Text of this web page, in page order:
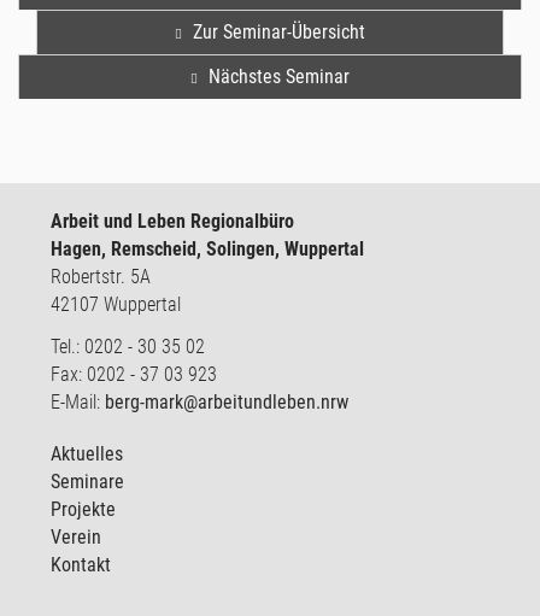
Zur Seminar-Übersicht
Nächstes Seminar
Arbeit und Leben Regionalbüro
Hagen, Remscheid, Solingen, Wuppertal
Robertstr. 5A
42107 Wuppertal
Tel.: 0202 - 30 35 02
Fax: 0202 - 37 03 923
E-Mail: berg-mark@arbeitundleben.nrw
Aktuelles
Seminare
Projekte
Verein
Kontakt